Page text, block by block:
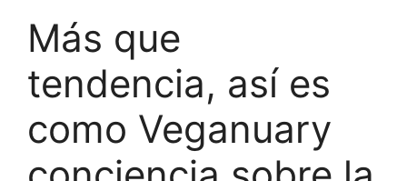
Más que
tendencia, así es
como Veganuary